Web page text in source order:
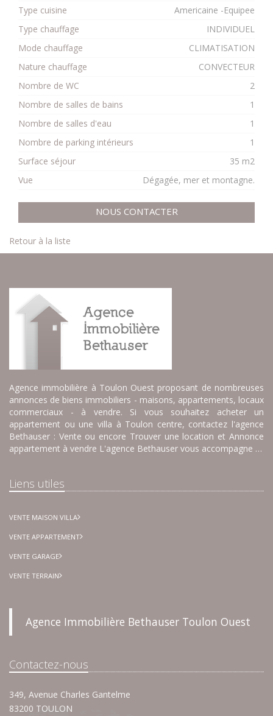
Type cuisine
Americaine -Equipee
Type chauffage
INDIVIDUEL
Mode chauffage
CLIMATISATION
Nature chauffage
CONVECTEUR
Nombre de WC
2
Nombre de salles de bains
1
Nombre de salles d'eau
1
Nombre de parking intérieurs
1
Surface séjour
35 m2
Vue
Dégagée, mer et montagne.
NOUS CONTACTER
Retour à la liste
Agence immobilière à Toulon Ouest proposant de nombreuses
annonces de biens immobiliers - maisons, appartements, locaux
commerciaux - à vendre. Si vous souhaitez acheter un
appartement ou une villa à Toulon centre, contactez l'agence
Bethauser : Vente ou encore Trouver une location et Annonce
appartement à vendre L'agence Bethauser vous accompagne …
Liens utiles
VENTE MAISON VILLA
VENTE APPARTEMENT
VENTE GARAGE
VENTE TERRAIN
Agence Immobilière Bethauser Toulon Ouest
Contactez-nous
349, Avenue Charles Gantelme
83200 TOULON